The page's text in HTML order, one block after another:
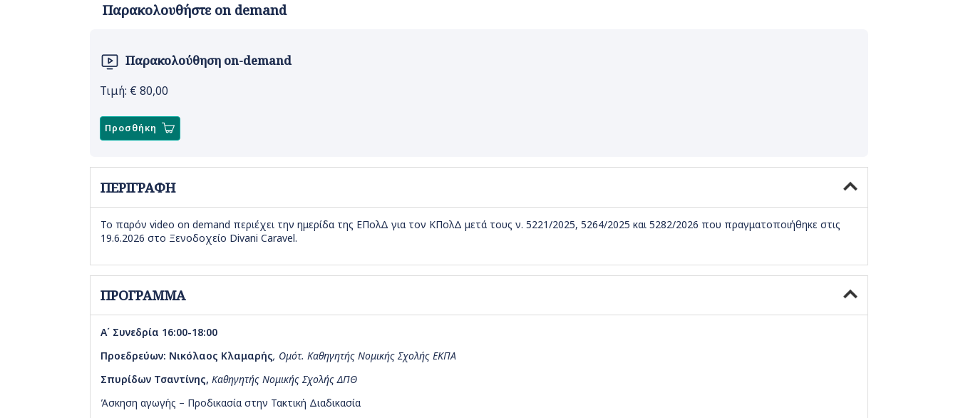
Παρακολουθήστε on demand
Παρακολούθηση on-demand
Τιμή: € 80,00
Προσθήκη
ΠΕΡΙΓΡΑΦΗ
Το παρόν video on demand περιέχει την ημερίδα της ΕΠολΔ για τον ΚΠολΔ μετά τους ν. 5221/2025, 5264/2025 και 5282/2026 που πραγματοποιήθηκε στις
19.6.2026 στο Ξενοδοχείο Divani Caravel.
ΠΡΟΓΡΑΜΜΑ
Α΄ Συνεδρία 16:00-18:00
Προεδρεύων: Νικόλαος Κλαμαρής, Ομότ. Καθηγητής Νομικής Σχολής ΕΚΠΑ
Σπυρίδων Τσαντίνης, Καθηγητής Νομικής Σχολής ΔΠΘ
Άσκηση αγωγής – Προδικασία στην Τακτική Διαδικασία